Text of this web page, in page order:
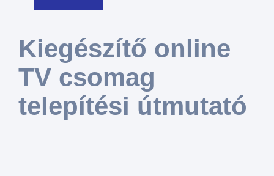
Kiegészítő online
TV csomag
telepítési útmutató